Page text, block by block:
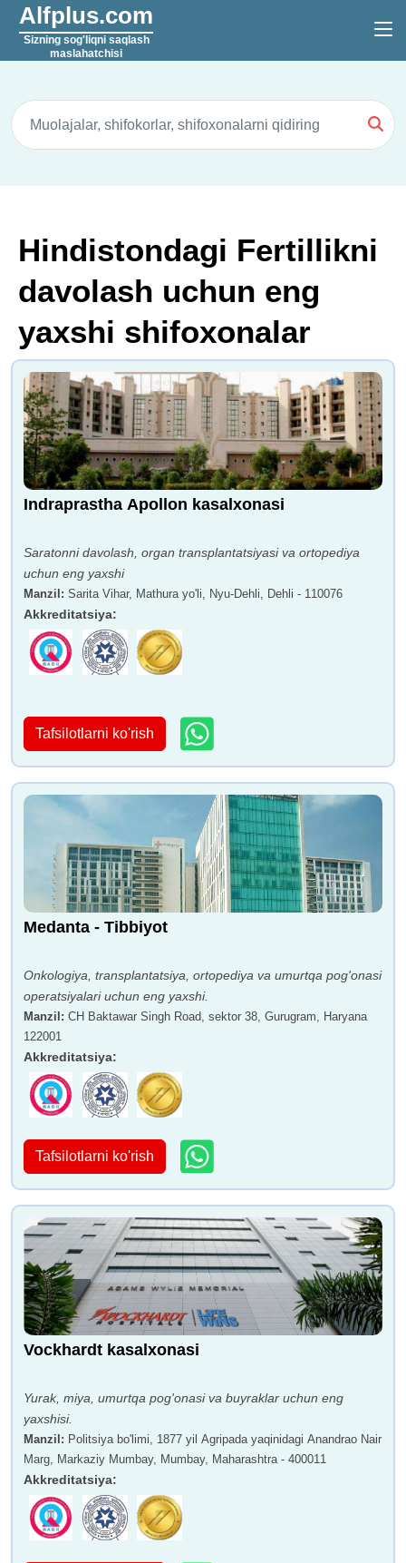
Alfplus.com
Sizning sog'liqni saqlash
maslahatchisi
Hindistondagi Fertillikni
davolash uchun eng
yaxshi shifoxonalar
Indraprastha Apollon kasalxonasi
Saratonni davolash, organ transplantatsiyasi va ortopediya
uchun eng yaxshi
Manzil : Sarita Vihar, Mathura yo'li, Nyu-Dehli, Dehli - 110076
Akkreditatsiya:
Tafsilotlarni ko'rish
Medanta - Tibbiyot
Onkologiya, transplantatsiya, ortopediya va umurtqa pog'onasi
operatsiyalari uchun eng yaxshi.
Manzil : CH Baktawar Singh Road, sektor 38, Gurugram, Haryana
122001
Akkreditatsiya:
Tafsilotlarni ko'rish
Vockhardt kasalxonasi
Yurak, miya, umurtqa pog'onasi va buyraklar uchun eng
yaxshisi.
Manzil : Politsiya bo'limi, 1877 yil Agripada yaqinidagi Anandrao Nair
Marg, Markaziy Mumbay, Mumbay, Maharashtra - 400011
Akkreditatsiya: